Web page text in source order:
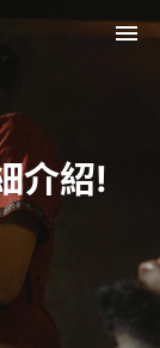
介紹!